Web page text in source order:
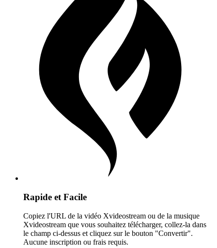
Rapide et Facile
Copiez l'URL de la vidéo Xvideostream ou de la musique
Xvideostream que vous souhaitez télécharger, collez-la dans
le champ ci-dessus et cliquez sur le bouton "Convertir".
Aucune inscription ou frais requis.